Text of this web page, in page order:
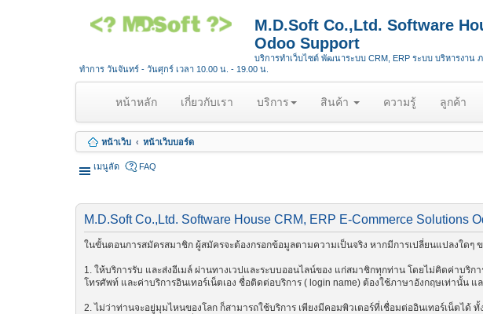
M.D.Soft Co.,Ltd. Software
Odoo Support
บริการทำเว็บไซต์ พัฒนาระบบ CRM, ERP ระบบ บริหารงาน
ทำการ วันจันทร์ - วันศุกร์ เวลา 10.00 น. - 19.00 น.
หน้าหลัก(
u
r
)
เกี่ยวกับเรา บริการ สินค้า ความรู้ ลูกค้า
หน้าเว็บ หน้าเว็บบอร์ด
เมนูลัด FAQ
M.D.Soft Co.,Ltd. Software House CRM, ERP E-Commerce Solutions
ในขั้นตอนการสมัครสมาชิก ผู้สมัครจะต้องกรอกข้อมูลตามความเป็นจริง หากมีการเปลี่ยนแปลงใด
1. ให้บริการรับ และส่งอีเมล์ ผ่านทางเวปและระบบออนไลน์ของ แก่สมาชิกทุกท่าน โดยไม่คิดค่าบริ
โทรศัพท์ และค่าบริการอินเทอร์เน็ตเอง ชื่อติดต่อบริการ ( login name) ต้องใช้ภาษาอังกฤษเท่านั้น
2. ไม่ว่าท่านจะอยู่มุมไหนของโลก ก็สามารถใช้บริการ เพียงมีคอมพิวเตอร์ที่เชื่อมต่ออินเทอร์เน็ตไ